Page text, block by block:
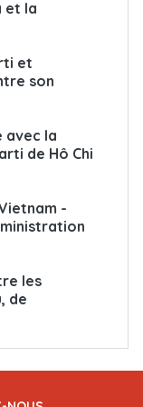
et la
et
son
avec la
de Hô Chi
-
les
de